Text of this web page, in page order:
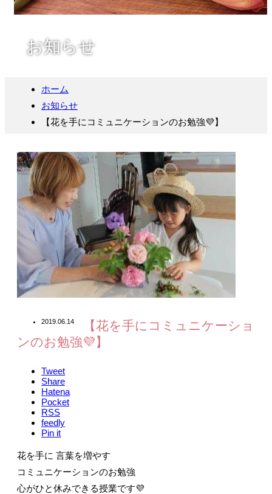
お知らせ
ホーム
お知らせ
【花を手にコミュニケーションのお勉強💜】
2019.06.14
【花を手にコミュニケーショ
ンのお勉強💜】
Tweet
Share
Hatena
Pocket
RSS
feedly
Pin it
花を手に 言葉を増やす
コミュニケーションのお勉強
心がひと休みできる授業です💜